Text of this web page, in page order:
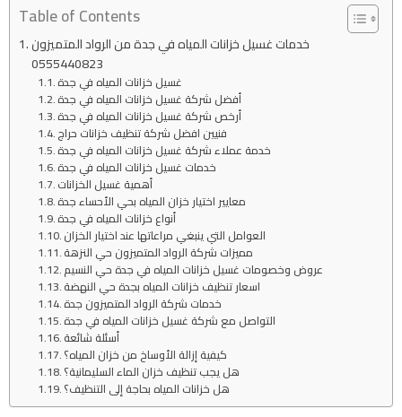
Table of Contents
خدمات غسيل خزانات المياه في جدة من الرواد المتميزون
0555440823
أفضل شركة غسيل خزانات المياه في جدة
فنيين افضل شركة تنظيف خزانات حراج
أهمية غسيل الخزانات
معايير اختيار خزان المياه بحي الأحساء جدة
أنواع خزانات المياه في جدة
كيفية إزالة الأوساخ من خزان المياه؟
هل يجب تنظيف خزان الماء السليمانية؟
هل خزانات المياه بحاجة إلى التنظيف؟